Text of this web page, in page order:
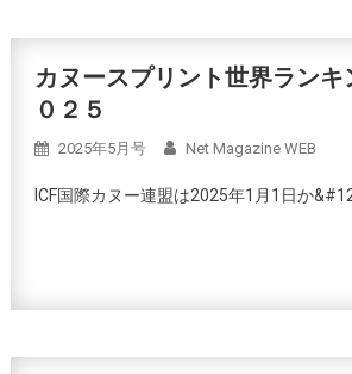
カヌースプリント世界ランキ
０２５
2025年5月号 Net Magazine WEB
ICF国際カヌー連盟は2025年1月1日か